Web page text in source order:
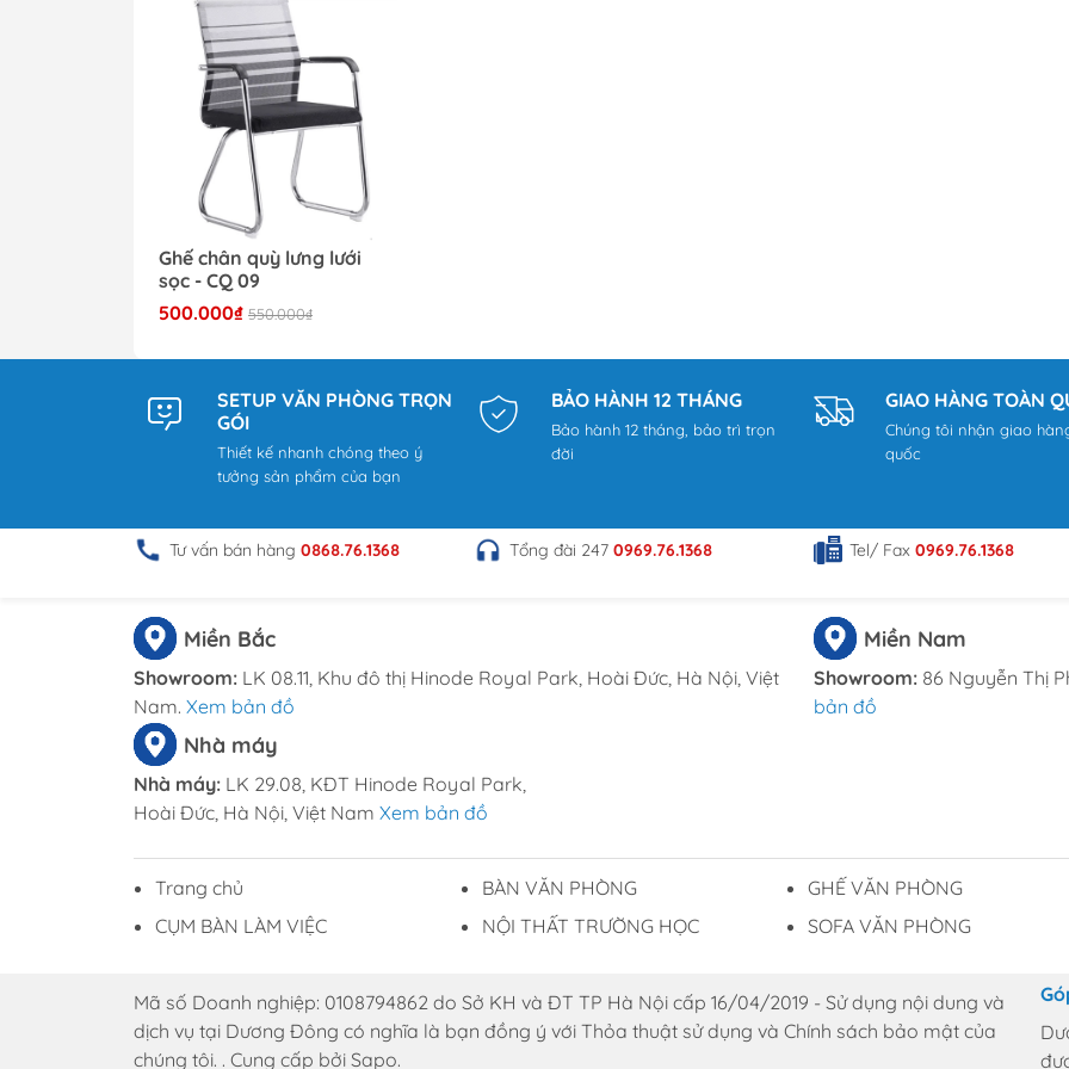
Ghế chân quỳ lưng lưới
sọc - CQ 09
500.000₫ 550.000₫
SETUP VĂN PHÒNG TRỌN
GÓI
Thiết kế nhanh chóng theo ý
tưởng sản phẩm của bạn
BẢO HÀNH 12 THÁNG
Bảo hành 12 tháng, bảo trì trọn
đời
GIAO HÀNG TOÀN
Chúng tôi nhận giao
quốc
Tư vấn bán hàng 0868.76.1368 Tổng đài 247 0969.76.1368 Tel/ Fax 0969.76.1368
Miền Bắc
Showroom: LK 08.11, Khu đô thị Hinode Royal Park, Hoài Đức, Hà Nội, Việt
Nam. Xem bản đồ
Miền Nam
Showroom: 86 Nguyễn Thị
bản đồ
Nhà máy
Nhà máy: LK 29.08, KĐT Hinode Royal Park,
Hoài Đức, Hà Nội, Việt Nam Xem bản đồ
Trang chủ BÀN VĂN PHÒNG GHẾ VĂN PHÒNG
CỤM BÀN LÀM VIỆC
NỘI THẤT TRƯỜNG HỌC SOFA VĂN PHÒNG
Mã số Doanh nghiệp: 0108794862 do Sở KH và ĐT TP Hà Nội cấp 16/04/2019 - Sử dụng nội dung và
dịch vụ tại Dương Đông có nghĩa là bạn đồng ý với Thỏa thuật sử dụng và Chính sách bảo mật của
chúng tôi. . Cung cấp bởi Sapo.